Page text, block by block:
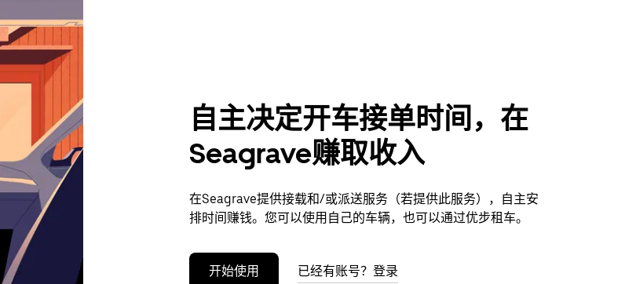
自主决定开车接单时间，在
Seagrave赚取收入
在Seagrave提供接载和/或派送服务（若提供此服务），自主安
排时间赚钱。您可以使用自己的车辆，也可以通过优步租车。
开始使用 已经有账号？登录